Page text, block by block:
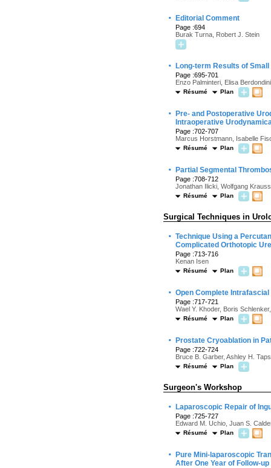
· Editorial Comment
Page :694
Burak Turna, Robert J. Stein
· Long-term Results of
Page :695-701
Enzo Palminteri, Elisa
Résumé Plan
·
Pre- and Postoperative
Intraoperative
Page :702-707
Marcus Horstmann, Isabelle
Résumé Plan
· Partial Segmental
Page :708-712
Jonathan Ilicki, Wolfgang
Résumé Plan
Surgical Techniques in
· Technique Using a
Complicated Orthotopic
Page :713-716
Kenan Isen
Résumé Plan
· Open Complete
Page :717-721
Wael Y. Khoder, Boris
Résumé Plan
· Prostate Cryoablation in
Page :722-724
Bruce B. Garber, Ashley H.
Résumé Plan
Surgeon's Workshop
· Laparoscopic Repair of
Page :725-727
Edward M. Uchio, Juan S.
Résumé Plan
·
Pure Mini-laparoscopic
After One Year of Follow-up